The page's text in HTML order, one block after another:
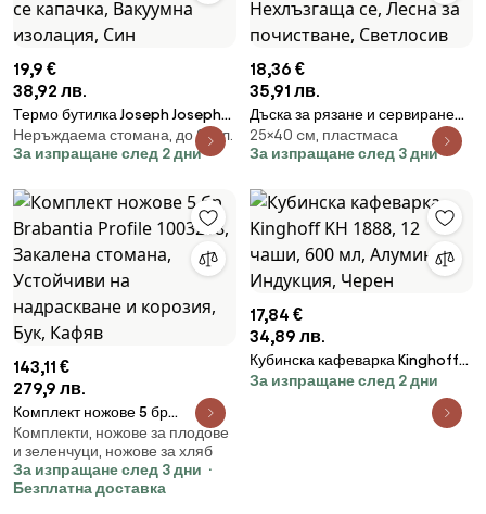
19,9 €
38,92 лв.
Термо бутилка Joseph Joseph
Loop 81120, 500 мл, Двойни
стени, Закачаща се капачка,
Неръждаема стомана, до 0,5 л.
За изпращане след 2 дни
18,36 €
35,91 лв.
Дъска за рязане и сервиране
Brabantia Tasty+ 1003308,
40x25 см, Нехлъзгаща се,
Светлосив
25×40 cм, пластмаса
За изпращане след 3 дни
143,11 €
279,9 лв.
Комплект ножове 5 бр
Brabantia Profile 1003298,
Закалена стомана, Устойчиви
на надраскване и корозия, Бук,
Комплекти, ножове за плодове
и зеленчуци, ножове за хляб
За изпращане след 3 дни
Безплатна доставка
17,84 €
34,89 лв.
Кубинска кафеварка Kinghoff
KH 1888, 12 чаши, 600 мл,
Алуминий, Индукция, Черен
За изпращане след 2 дни